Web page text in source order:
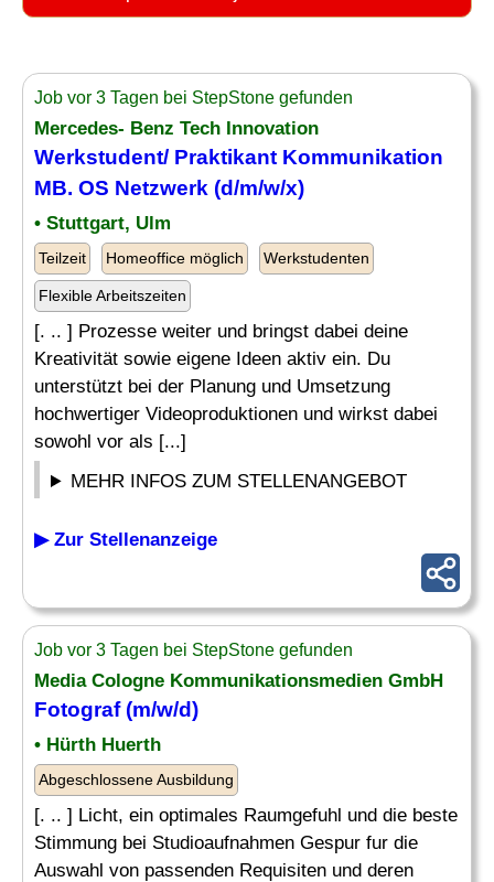
Job vor 3 Tagen bei StepStone gefunden
Mercedes- Benz Tech Innovation
Werkstudent/ Praktikant Kommunikation
MB. OS Netzwerk (d/m/w/x)
• Stuttgart, Ulm
Teilzeit Homeoffice möglich Werkstudenten
Flexible Arbeitszeiten
[. .. ] Prozesse weiter und bringst dabei deine
Kreativität sowie eigene Ideen aktiv ein. Du
unterstützt bei der Planung und Umsetzung
hochwertiger Videoproduktionen und wirkst dabei
sowohl vor als [...]
MEHR INFOS ZUM STELLENANGEBOT
▶ Zur Stellenanzeige
Job vor 3 Tagen bei StepStone gefunden
Media Cologne Kommunikationsmedien GmbH
Fotograf (m/w/d)
• Hürth Huerth
Abgeschlossene Ausbildung
[. .. ] Licht, ein optimales Raumgefuhl und die beste
Stimmung bei Studioaufnahmen Gespur fur die
Auswahl von passenden Requisiten und deren